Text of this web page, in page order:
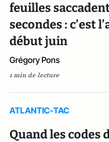
feuilles
secondes : c’est
début juin
Grégory Pons
1 min de lecture
ATLANTIC-TAC
Quand les codes